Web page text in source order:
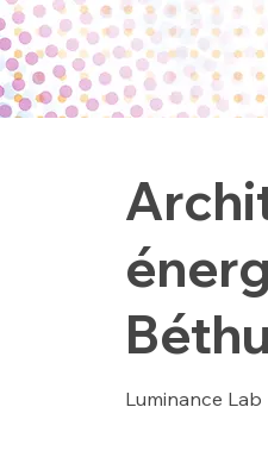
Luminance Lab